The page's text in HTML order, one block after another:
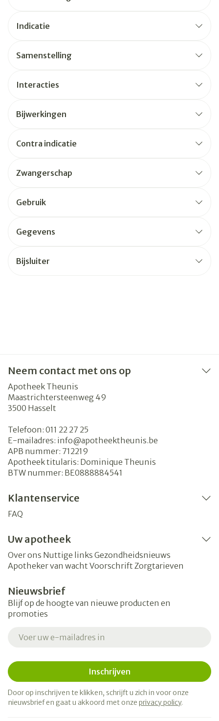
Indicatie
Samenstelling
Interacties
Bijwerkingen
Contra indicatie
Zwangerschap
Gebruik
Gegevens
Bijsluiter
Neem contact met ons op
Apotheek Theunis
Maastrichtersteenweg 49
3500 Hasselt
Telefoon: 011 22 27 25
E-mailadres: info@apotheektheunis.be
APB nummer: 712219
Apotheek titularis: Dominique Theunis
BTW nummer: BE0888884541
Klantenservice
FAQ
Uw apotheek
Over ons Nuttige links Gezondheidsnieuws
Apotheker van wacht Voorschrift Zorgtarieven
Nieuwsbrief
Blijf op de hoogte van nieuwe producten en
promoties
Inschrijven
Door op inschrijven te klikken, schrijft u zich in voor onze
nieuwsbrief en gaat u akkoord met onze privacy policy.